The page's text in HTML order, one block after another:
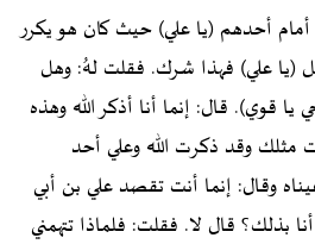
أحدهم (يا علي) حيث كان هو يكرر
(يا علي) فهذا شرك. فقلت لهُ: وهل
قوي). قال: إنما أنا أذكر الله وهذه
مثلك وقد ذكرت الله وعلي أحد
وقال: إنما أنت تقصد علي بن أبي
بذلك؟ قال لا. فقلت: فلماذا تتهمني